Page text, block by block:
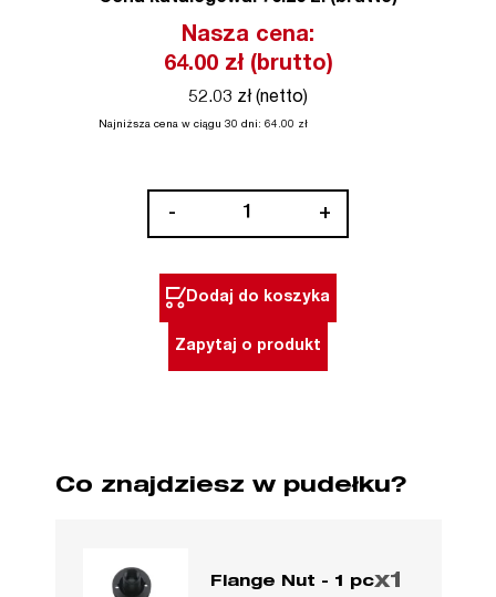
Nasza cena:
64.00zł (brutto)
52.03 zł (netto)
Najniższa cena w ciągu 30 dni: 64.00 zł
-
do
DME1300/MFE1305
Milwaukee
+
Dodaj do koszyka
Zapytaj o produkt
Co znajdziesz w pudełku?
Flange Nut - 1 pcx1